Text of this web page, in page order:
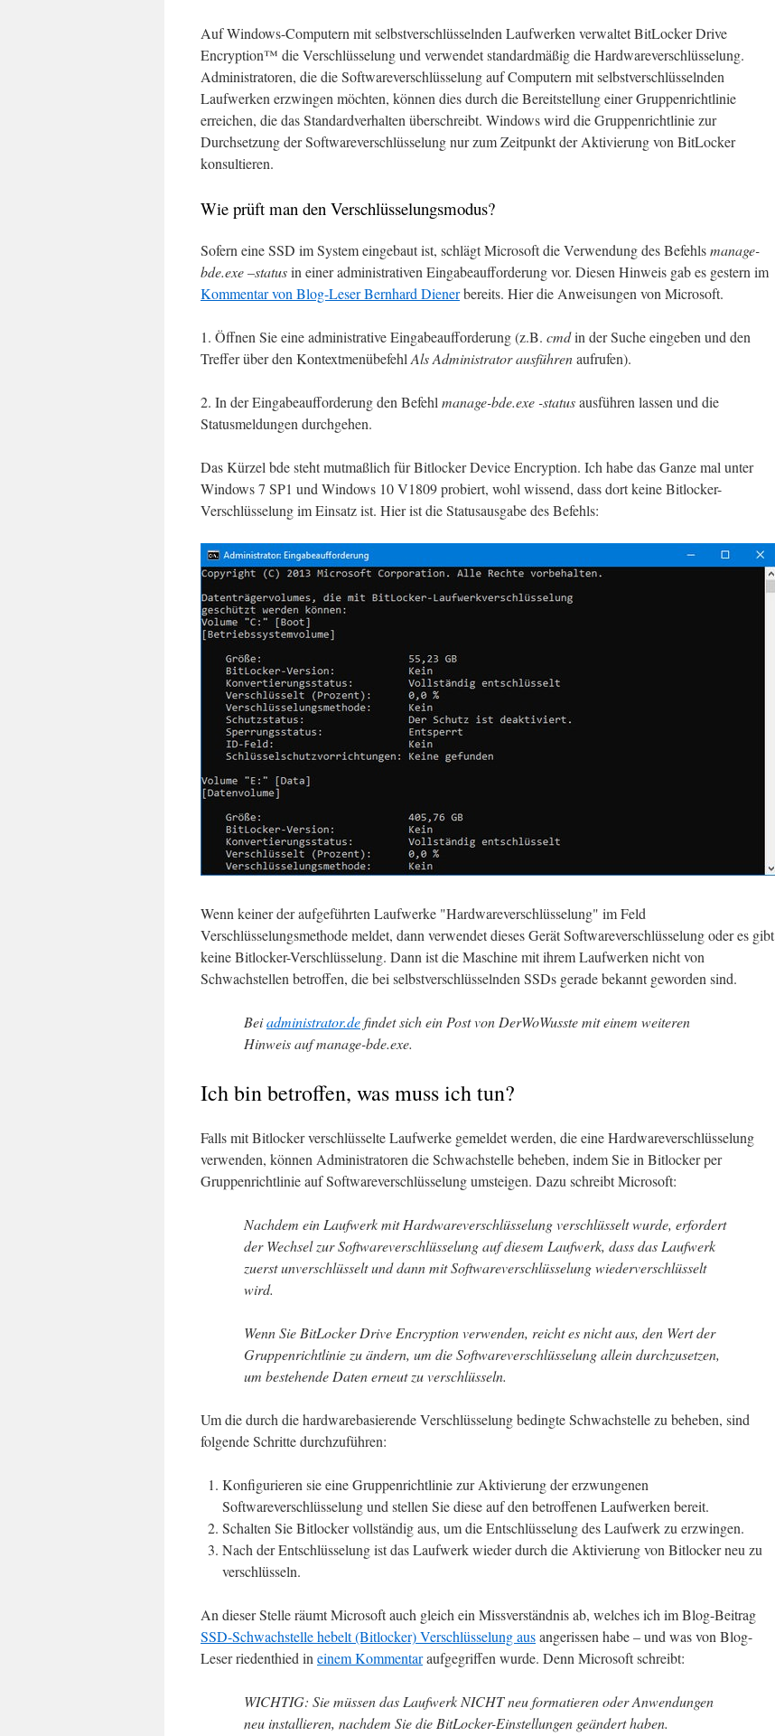
Auf Windows-Computern mit selbstverschlüsselnden Laufwerken verwaltet BitLocker Drive
Encryption™ die Verschlüsselung und verwendet standardmäßig die Hardwareverschlüsselung.
Administratoren, die die Softwareverschlüsselung auf Computern mit selbstverschlüsselnden
Laufwerken erzwingen möchten, können dies durch die Bereitstellung einer Gruppenrichtlinie
erreichen, die das Standardverhalten überschreibt. Windows wird die Gruppenrichtlinie zur
Durchsetzung der Softwareverschlüsselung nur zum Zeitpunkt der Aktivierung von BitLocker
konsultieren.
Wie prüft man den Verschlüsselungsmodus?
Sofern eine SSD im System eingebaut ist, schlägt Microsoft die Verwendung des Befehlsmanage-
bde.exe –statusin einer administrativen Eingabeaufforderung vor. Diesen Hinweis gab es gestern im
Kommentar von Blog-Leser Bernhard Dienerbereits. Hier die Anweisungen von Microsoft.
1. Öffnen Sie eine administrative Eingabeaufforderung (z.B. cmdin der Suche eingeben und den
Treffer über den Kontextmenübefehl Als Administrator ausführenaufrufen).
2. In der Eingabeaufforderung den Befehl manage-bde.exe -statusausführen lassen und die
Statusmeldungen durchgehen.
Das Kürzel bde steht mutmaßlich für Bitlocker Device Encryption. Ich habe das Ganze mal unter
Windows 7 SP1 und Windows 10 V1809 probiert, wohl wissend, dass dort keine Bitlocker-
Verschlüsselung im Einsatz ist. Hier ist die Statusausgabe des Befehls:
Wenn keiner der aufgeführten Laufwerke "Hardwareverschlüsselung" im Feld
Verschlüsselungsmethode meldet, dann verwendet dieses Gerät Softwareverschlüsselung oder es gibt
keine Bitlocker-Verschlüsselung. Dann ist die Maschine mit ihrem Laufwerken nicht von
Schwachstellen betroffen, die bei selbstverschlüsselnden SSDs gerade bekannt geworden sind.
Beiadministrator.defindet sich ein Post von DerWoWusste mit einem weiteren
Hinweis auf manage-bde.exe.
Ich bin betroffen, was muss ich tun?
Falls mit Bitlocker verschlüsselte Laufwerke gemeldet werden, die eine Hardwareverschlüsselung
verwenden, können Administratoren die Schwachstelle beheben, indem Sie in Bitlocker per
Gruppenrichtlinie auf Softwareverschlüsselung umsteigen. Dazu schreibt Microsoft:
Nachdem ein Laufwerk mit Hardwareverschlüsselung verschlüsselt wurde, erfordert
der Wechsel zur Softwareverschlüsselung auf diesem Laufwerk, dass das Laufwerk
zuerst unverschlüsselt und dann mit Softwareverschlüsselung wiederverschlüsselt
wird.
Wenn Sie BitLocker Drive Encryption verwenden, reicht es nicht aus, den Wert der
Gruppenrichtlinie zu ändern, um die Softwareverschlüsselung allein durchzusetzen,
um bestehende Daten erneut zu verschlüsseln.
Um die durch die hardwarebasierende Verschlüsselung bedingte Schwachstelle zu beheben, sind
folgende Schritte durchzuführen:
Konfigurieren sie eine Gruppenrichtlinie zur Aktivierung der erzwungenen
Softwareverschlüsselung und stellen Sie diese auf den betroffenen Laufwerken bereit.
Schalten Sie Bitlocker vollständig aus, um die Entschlüsselung des Laufwerk zu erzwingen.
Nach der Entschlüsselung ist das Laufwerk wieder durch die Aktivierung von Bitlocker neu zu
verschlüsseln.
An dieser Stelle räumt Microsoft auch gleich ein Missverständnis ab, welches ich im Blog-Beitrag
SSD-Schwachstelle hebelt (Bitlocker) Verschlüsselung ausangerissen habe – und was von Blog-
Leser riedenthied in einem Kommentaraufgegriffen wurde. Denn Microsoft schreibt:
WICHTIG: Sie müssen das Laufwerk NICHT neu formatieren oder Anwendungen
neu installieren, nachdem Sie die BitLocker-Einstellungen geändert haben.